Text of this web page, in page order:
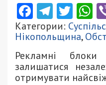
Facebook
Категории:
Нікопольщина,
Рекламні
залишатися
отримувати